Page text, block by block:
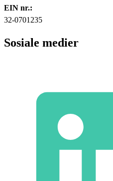
EIN nr.:
32-0701235
Sosiale medier